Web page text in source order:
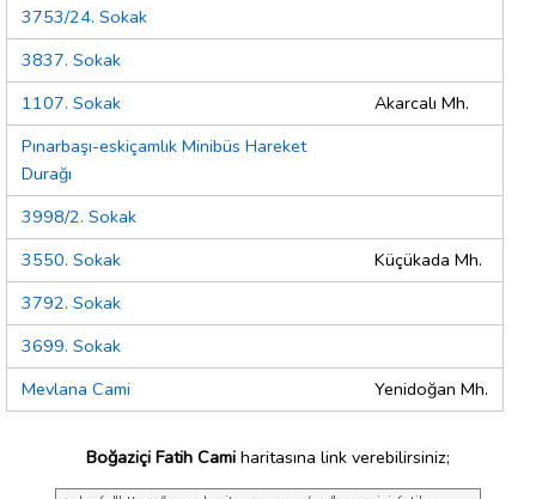
3753/24. Sokak
3837. Sokak
1107. Sokak
Akarcalı Mh.
Pınarbaşı-eskiçamlık Minibüs Hareket
Durağı
3998/2. Sokak
3550. Sokak
Küçükada Mh.
3792. Sokak
3699. Sokak
Mevlana Cami
Yenidoğan Mh.
Boğaziçi Fatih Cami haritasına link verebilirsiniz;